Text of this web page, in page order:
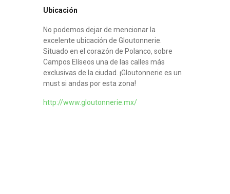
Ubicación
No podemos dejar de mencionar la
excelente ubicación de Gloutonnerie.
Situado en el corazón de Polanco, sobre
Campos Elíseos una de las calles más
exclusivas de la ciudad. ¡Gloutonnerie es un
must si andas por esta zona!
http://www.gloutonnerie.mx/